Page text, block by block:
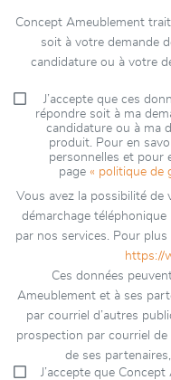
Concept Ameublement
soit à votre demande
candidature ou à votre
J’accepte que ces
répondre soit à ma
candidature ou à ma
produit. Pour en
personnelles et pour
page « politique de
Vous avez la possibilité de
démarchage téléphonique
par nos services. Pour
https://
Ces données
Ameublement et à ses
par courriel d’autres
prospection par courriel
de ses
J’accepte que